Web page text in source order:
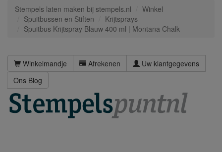
Stempels laten maken bij stempels.nl
Winkel
Spuitbussen en Stiften
Krijtsprays
Spuitbus Krijtspray Blauw 400 ml | Montana Chalk
Winkelmandje Afrekenen
Uw klantgegevens
Ons Blog